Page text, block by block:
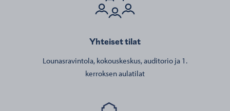
Yhteiset tilat
Lounasravintola, kokouskeskus, auditorio ja 1.
kerroksen aulatilat